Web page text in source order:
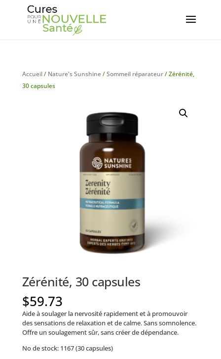
Accueil/ Nature's Sunshine/Sommeil réparateur/ Zérénité,
30 capsules
Zérénité, 30 capsules
$59.73
Aide à soulager la nervosité rapidement et à promouvoir
des sensations de relaxation et de calme. Sans somnolence.
Offre un soulagement sûr, sans créer de dépendance.
No de stock: 1167 (30 capsules)